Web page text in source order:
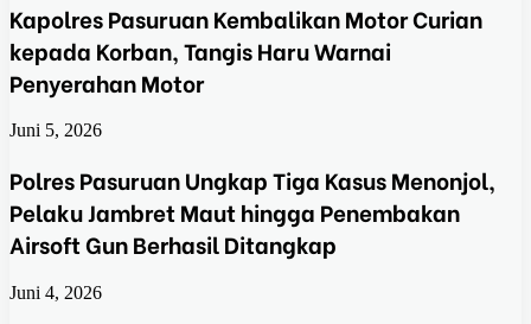
Kapolres Pasuruan Kembalikan Motor Curian
kepada Korban, Tangis Haru Warnai
Penyerahan Motor
Juni 5, 2026
Polres Pasuruan Ungkap Tiga Kasus Menonjol,
Pelaku Jambret Maut hingga Penembakan
Airsoft Gun Berhasil Ditangkap
Juni 4, 2026